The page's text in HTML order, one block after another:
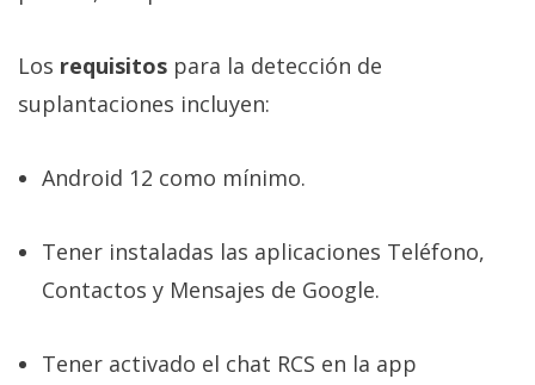
Los requisitos para la detección de
suplantaciones incluyen:
Android 12 como mínimo.
Tener instaladas las aplicaciones Teléfono,
Contactos y Mensajes de Google.
Tener activado el chat RCS en la app